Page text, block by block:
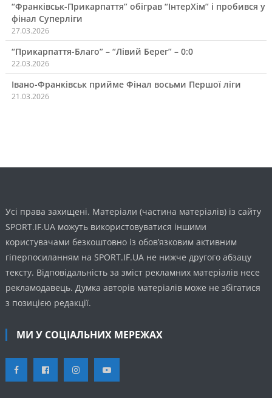
“Франківськ-Прикарпаття” обіграв “ІнтерХім” і пробився у
фінал Суперліги
27.03.2026
“Прикарпаття-Благо” – “Лівий Берег” – 0:0
22.03.2026
Івано-Франківськ прийме Фінал восьми Першої ліги
21.03.2026
Усі права захищені. Матеріали (частина матеріалів) із сайту
SPORT.IF.UA можуть використовуватися іншими
користувачами безкоштовно із обов’язковим активним
гіперпосиланням на SPORT.IF.UA не нижче другого абзацу
тексту. Відповідальність за зміст рекламних матеріалів несе
рекламодавець. Думка авторів матеріалів може не збігатися
з позицією редакції.
МИ У СОЦІАЛЬНИХ МЕРЕЖАХ